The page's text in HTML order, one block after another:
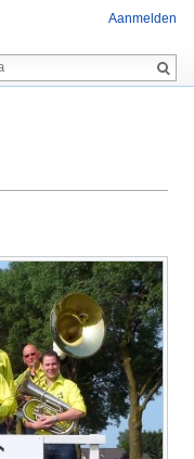
Aanmelden